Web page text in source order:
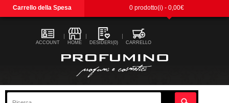
Carrello della Spesa 0 prodotto(i) - 0,00€
ACCOUNT HOME DESIDERI(0) CARRELLO